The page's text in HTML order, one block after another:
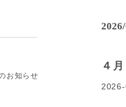
４
お知らせ